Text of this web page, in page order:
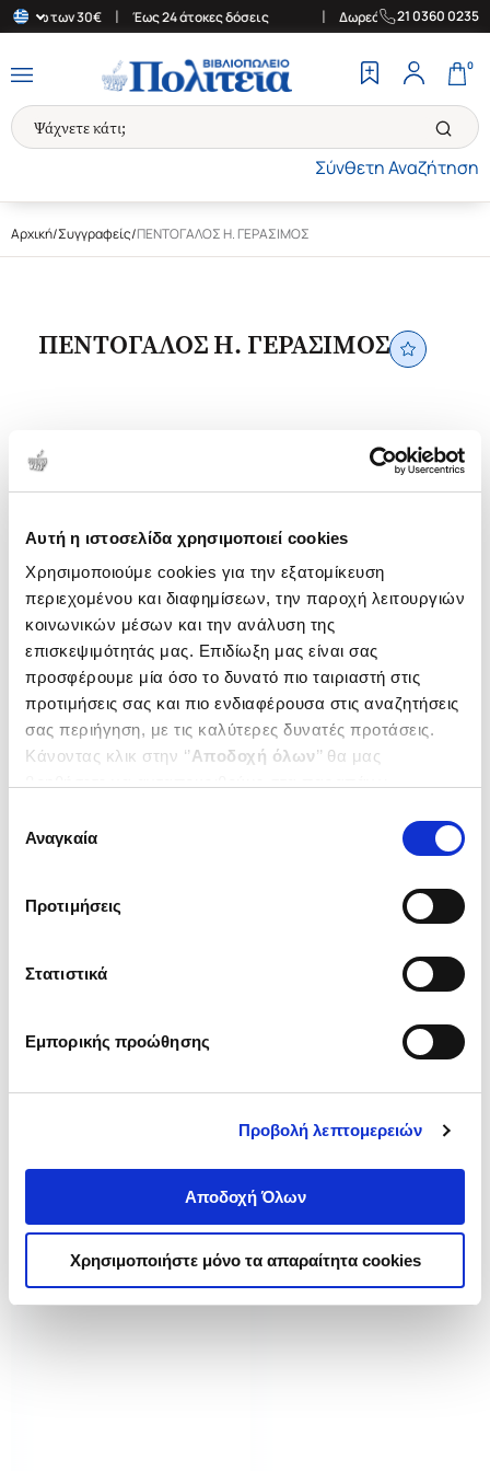
Αυτή η ιστοσελίδα χρησιμοποιεί cookies
Χρησιμοποιούμε cookies για την εξατομίκευση
περιεχομένου και διαφημίσεων, την παροχή λειτουργιών
κοινωνικών μέσων και την ανάλυση της
επισκεψιμότητάς μας. Επιδίωξη μας είναι σας
προσφέρουμε μία όσο το δυνατό πιο ταιριαστή στις
προτιμήσεις σας και πιο ενδιαφέρουσα στις αναζητήσεις
σας περιήγηση, με τις καλύτερες δυνατές προτάσεις.
Κάνοντας κλικ στην ‘’Αποδοχή όλων’’ θα μας
ενδιαφέρουν και να επιλέξετε από τα παρακάτω με την
΄΄και να ενημερωθείτε σχετικά με
συγκατάθεσης
Αναγκαία
Προτιμήσεις
Στατιστικά
Εμπορικής προώθησης
Προβολή λεπτομερειών
Αποδοχή Όλων
Χρησιμοποιήστε μόνο τα απαραίτητα cookies
άνω των 30€ | Έως 24 άτοκες δόσεις Δωρεάν Μεταφορικά στην
21 0360 0235
Σύνθετη Αναζήτηση
0
Αρχική/Συγγραφείς/ΠΕΝΤΟΓΑΛΟΣ Η. ΓΕΡΑΣΙΜΟΣ
ΠΕΝΤΟΓΑΛΟΣ Η. ΓΕΡΑΣΙΜΟΣ
Παρακαλώ περιμένετε... γίνεται φόρτωση της σελίδας